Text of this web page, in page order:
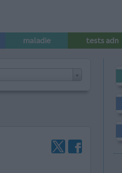
maladie tests adn